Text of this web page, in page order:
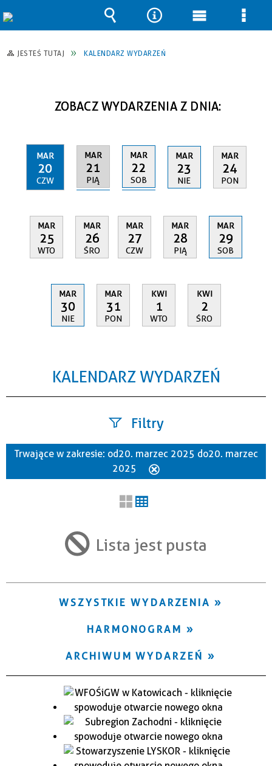
JESTEŚ TUTAJ KALENDARZ WYDARZEŃ
ZOBACZ WYDARZENIA Z DNIA:
MAR
20
CZW
MAR
21
PIĄ
MAR
22
SOB
MAR
23
NIE
MAR
24
PON
MAR
25
WTO
MAR
26
ŚRO
MAR
27
CZW
MAR
28
PIĄ
MAR
29
SOB
MAR
30
NIE
MAR
31
PON
KWI
1
WTO
KWI
2
ŚRO
KALENDARZ WYDARZEŃ
Filtry
Szukana fraza
Trwające w zakresie
Trwające w zakresie: od 20. marzec 2025 do 20. marzec
2025
Lista jest pusta
WSZYSTKIE WYDARZENIA
HARMONOGRAM
ARCHIWUM WYDARZEŃ
Wyszukiwarka
Narzędzia
Menu Menu